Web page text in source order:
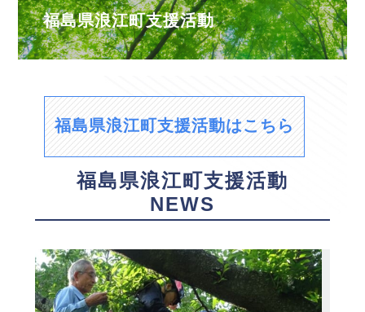
福島県浪江町支援活動
福島県浪江町支援活動はこちら
福島県浪江町支援活動
NEWS